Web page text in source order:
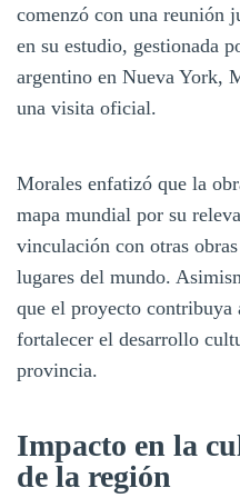
comenzó con una reunión
en su estudio, gestionada
argentino en Nueva York,
una visita oficial.
Morales enfatizó que la
mapa mundial por su
vinculación con otras
lugares del mundo.
que el proyecto contribuya
fortalecer el desarrollo
provincia.
Impacto en la
de la región